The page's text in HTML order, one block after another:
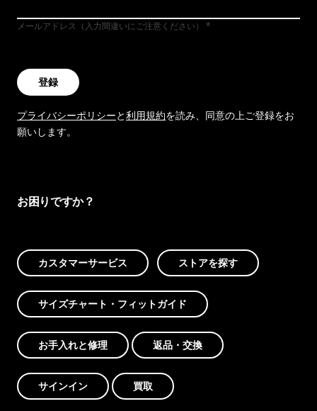
メールアドレス（入力間違いにご注意ください）
登録
プライバシーポリシーと利用規約を読み、同意の上ご登録をお
願いします。
お困りですか？
カスタマーサービス ストアを探す
サイズチャート・フィットガイド
お手入れと修理 返品・交換
サインイン 買取